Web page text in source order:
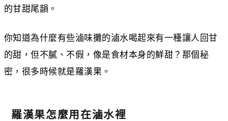
的甘甜尾韻。
你知道為什麼有些滷味攤的滷水喝起來有一種讓人回甘
的甜，但不膩、不假，像是食材本身的鮮甜？那個秘
密，很多時候就是羅漢果。
羅漢果怎麼用在滷水裡